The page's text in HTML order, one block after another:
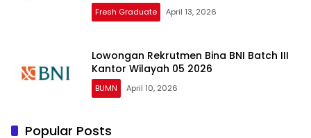
Fresh Graduate April 13, 2026
Lowongan Rekrutmen Bina BNI Batch III
Kantor Wilayah 05 2026
BUMN April 10, 2026
Popular Posts